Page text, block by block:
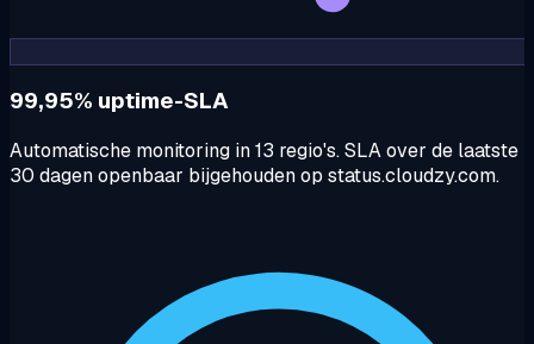
99,95% uptime-SLA
Automatische monitoring in 13 regio's. SLA over de laatste
30 dagen openbaar bijgehouden op status.cloudzy.com.